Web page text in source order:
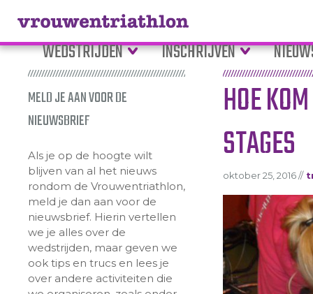
WEDSTRIJDEN INSCHRIJVEN
MELD JE AAN VOOR DE
NIEUWSBRIEF
Als je op de hoogte wilt
blijven van al het nieuws
rondom de Vrouwentriathlon,
meld je dan aan voor de
nieuwsbrief. Hierin vertellen
we je alles over de
wedstrijden, maar geven we
ook tips en trucs en lees je
over andere activiteiten die
HOE
STAGES
oktober 25, 2016 //